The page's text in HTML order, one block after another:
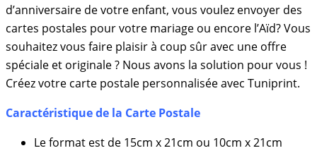
d’anniversaire de votre enfant, vous voulez envoyer des
cartes postales pour votre mariage ou encore l’Aïd? Vous
souhaitez vous faire plaisir à coup sûr avec une offre
spéciale et originale ? Nous avons la solution pour vous !
Créez votre carte postale personnalisée avec Tuniprint.
Caractéristique de la Carte Postale
Le format est de 15cm x 21cm ou 10cm x 21cm